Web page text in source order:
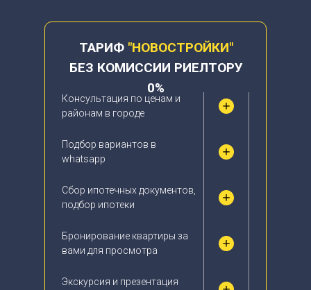
ТАРИФ "НОВОСТРОЙКИ"
БЕЗ КОМИССИИ РИЕЛТОРУ
0%
Сбор ипотечных документов,
подбор ипотеки
Бронирование квартиры за
вами для просмотра
Консультация по ценам и
районам в городе
Подбор вариантов в
whatsapp
Экскурсия и презентация